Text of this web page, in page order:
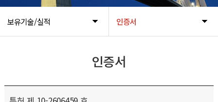
보유기술/실적 인증서
인증서